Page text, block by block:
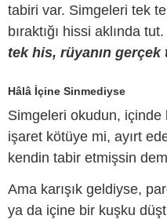
tabiri var. Simgeleri tek
bıraktığı hissi aklında tut.
tek his, rüyanın gerçek
Hâlâ İçine Sinmediyse
Simgeleri okudun, içinde
işaret kötüye mi, ayırt
kendin tabir etmişsin
Ama karışık geldiyse,
ya da içine bir kuşku